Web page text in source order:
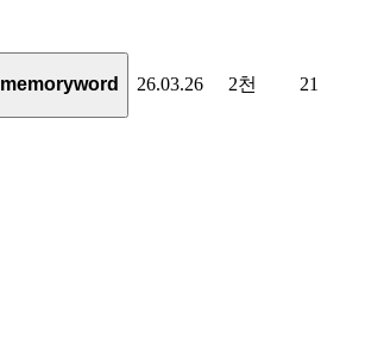
memoryword 26.03.26 2천 21